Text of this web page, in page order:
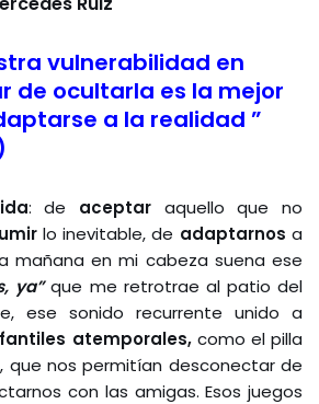
vulnerabilidad en
de ocultarla es la mejor
a la realidad ”
: de aceptar aquello que no
lo inevitable, de adaptarnos a
mañana en mi cabeza suena ese
ya”que me retrotrae al patio del
ese sonido recurrente unido a
atemporales,como el pilla
que nos permitían desconectar de
con las amigas. Esos juegos